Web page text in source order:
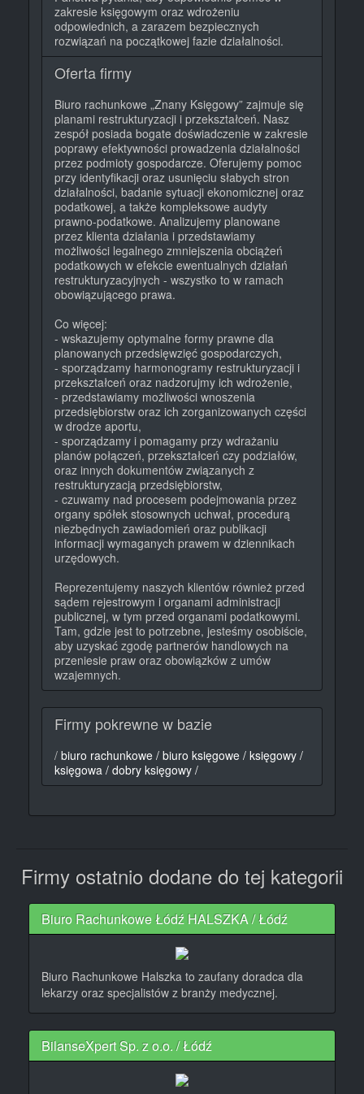
zakresie księgowym oraz wdrożeniu
odpowiednich, a zarazem bezpiecznych
rozwiązań na początkowej fazie działalności.
Oferta firmy
Biuro rachunkowe „Znany Księgowy” zajmuje się
planami restrukturyzacji i przekształceń. Nasz
zespół posiada bogate doświadczenie w zakresie
poprawy efektywności prowadzenia działalności
przez podmioty gospodarcze. Oferujemy pomoc
przy identyfikacji oraz usunięciu słabych stron
działalności, badanie sytuacji ekonomicznej oraz
podatkowej, a także kompleksowe audyty
prawno-podatkowe. Analizujemy planowane
przez klienta działania i przedstawiamy
możliwości legalnego zmniejszenia obciążeń
podatkowych w efekcie ewentualnych działań
restrukturyzacyjnych - wszystko to w ramach
obowiązującego prawa.
Co więcej:
- wskazujemy optymalne formy prawne dla
planowanych przedsięwzięć gospodarczych,
- sporządzamy harmonogramy restrukturyzacji i
przekształceń oraz nadzorujmy ich wdrożenie,
- przedstawiamy możliwości wnoszenia
przedsiębiorstw oraz ich zorganizowanych części
w drodze aportu,
- sporządzamy i pomagamy przy wdrażaniu
planów połączeń, przekształceń czy podziałów,
oraz innych dokumentów związanych z
restrukturyzacją przedsiębiorstw,
- czuwamy nad procesem podejmowania przez
organy spółek stosownych uchwał, procedurą
niezbędnych zawiadomień oraz publikacji
informacji wymaganych prawem w dziennikach
urzędowych.
Reprezentujemy naszych klientów również przed
sądem rejestrowym i organami administracji
publicznej, w tym przed organami podatkowymi.
Tam, gdzie jest to potrzebne, jesteśmy osobiście,
aby uzyskać zgodę partnerów handlowych na
przeniesie praw oraz obowiązków z umów
wzajemnych.
Firmy pokrewne w bazie
/ biuro rachunkowe / biuro księgowe / księgowy /
księgowa / dobry księgowy /
Firmy ostatnio dodane do tej kategorii
Biuro Rachunkowe Łódź HALSZKA / Łódź
Biuro Rachunkowe Halszka to zaufany doradca dla
lekarzy oraz specjalistów z branży medycznej.
BilanseXpert Sp. z o.o. / Łódź